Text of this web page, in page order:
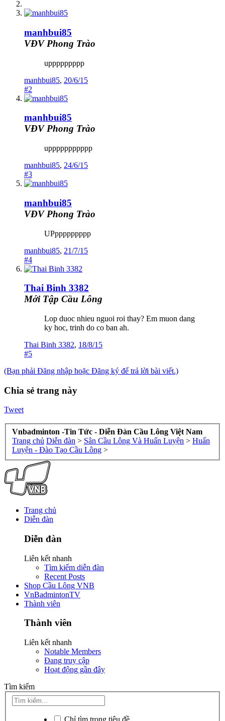
manhbui85
VĐV Phong Trào
uppppppppp
manhbui85, 20/6/15
#2
manhbui85
VĐV Phong Trào
uppppppppppp
manhbui85, 24/6/15
#3
manhbui85
VĐV Phong Trào
UPppppppppp
manhbui85, 21/7/15
#4
Thai Binh 3382
Mới Tập Cầu Lông
Lop duoc nhieu nguoi roi thay? Em muon dang
ky hoc, trinh do co ban ah.
Thai Binh 3382, 18/8/15
#5
(Bạn phải Đăng nhập hoặc Đăng ký để trả lời bài viết.)
Chia sẻ trang này
Tweet
Vnbadminton -Tin Tức - Diễn Đàn Cầu Lông Việt Nam
Trang chủ Diễn đàn > Sân Cầu Lông Và Huấn Luyện > Huấn
Luyện - Đào Tạo Cầu Lông >
Trang chủ
Diễn đàn
Diễn đàn
Liên kết nhanh
Tìm kiếm diễn đàn
Recent Posts
Shop Cầu Lông VNB
VnBadmintonTV
Thành viên
Thành viên
Liên kết nhanh
Notable Members
Đang truy cập
Hoạt động gần đây
Tìm kiếm
Chỉ tìm trong tiêu đề